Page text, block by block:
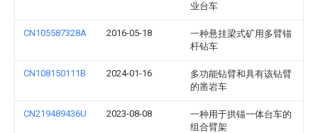
业台车
CN105587328A 2016-05-18
一种悬挂梁式矿用多臂锚
杆钻车
CN108150111B 2024-01-16
多功能钻臂和具有该钻臂
的凿岩车
CN219489436U 2023-08-08
一种用于拱锚一体台车的
组合臂架